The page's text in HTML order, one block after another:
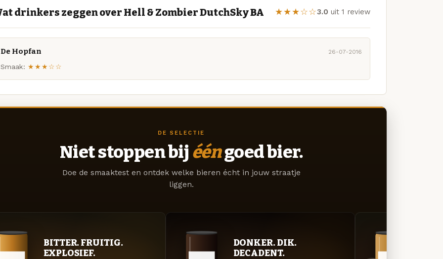
drinkers zeggen over Hell & Zombier DutchSky BA ★★★☆☆3.0 uit 1 review
De Hopfan 26-07-2016
Smaak: ★★★☆☆
DE SELECTIE
Niet stoppen bij ééngoed bier.
Doe de smaaktest en ontdek welke bieren écht in jouw straatje
liggen.
BITTER. FRUITIG.
EXPLOSIEF.
DONKER. DIK.
DECADENT.